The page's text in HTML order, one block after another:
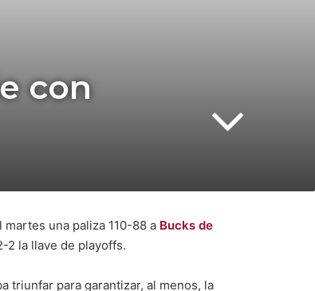
con
martes una paliza 110-88 a Bucks de
2 la llave de playoffs.
triunfar para garantizar, al menos, la